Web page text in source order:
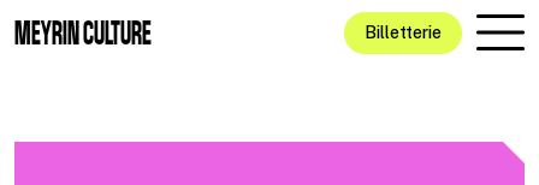
MEYRIN CULTURE Billetterie